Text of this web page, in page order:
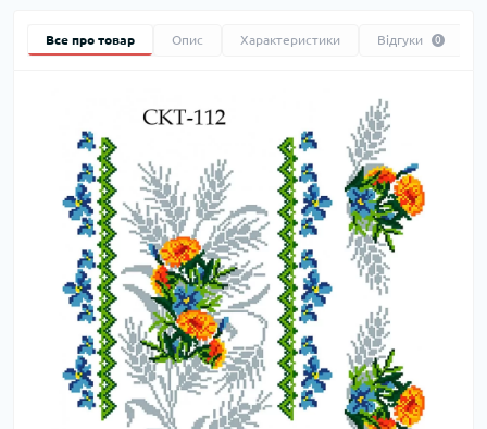
Все про товар Опис Характеристики Відгуки 0